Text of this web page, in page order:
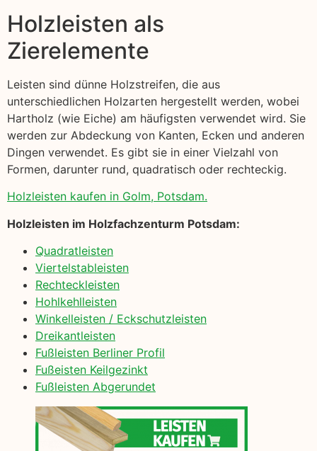
Holzleisten als
Zierelemente
Leisten sind dünne Holzstreifen, die aus
unterschiedlichen Holzarten hergestellt werden, wobei
Hartholz (wie Eiche) am häufigsten verwendet wird. Sie
werden zur Abdeckung von Kanten, Ecken und anderen
Dingen verwendet. Es gibt sie in einer Vielzahl von
Formen, darunter rund, quadratisch oder rechteckig.
Holzleisten kaufen in Golm, Potsdam.
Holzleisten im Holzfachzenturm Potsdam:
Quadratleisten
Viertelstableisten
Rechteckleisten
Hohlkehlleisten
Winkelleisten / Eckschutzleisten
Dreikantleisten
Fußleisten Berliner Profil
Fußeisten Keilgezinkt
Fußleisten Abgerundet